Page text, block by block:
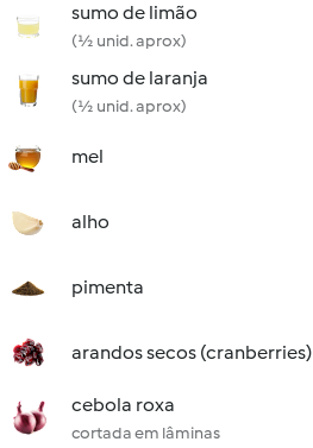
sumo de limão
(½ unid. aprox)
sumo de laranja
(½ unid. aprox)
mel
alho
pimenta
arandos secos (cranberries)
cebola roxa
cortada em lâminas